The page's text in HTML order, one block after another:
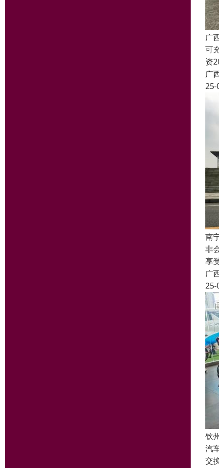
广
可
资
广
25-
南
非
享
广
25-
钦
汽
交